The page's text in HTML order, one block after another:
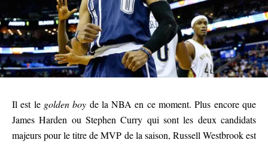
Il est le golden boy de la NBA en ce moment. Plus encore que
James Harden ou Stephen Curry qui sont les deux candidats
majeurs pour le titre de MVP de la saison, Russell Westbrook est